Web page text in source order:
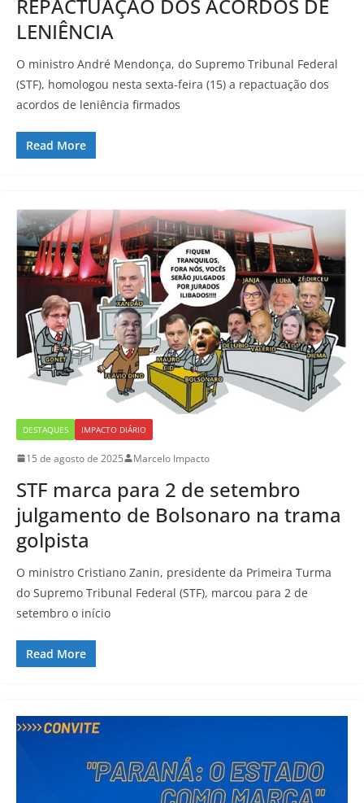
REPACTUAÇÃO DOS ACORDOS DE
LENIÊNCIA
O ministro André Mendonça, do Supremo Tribunal Federal
(STF), homologou nesta sexta-feira (15) a repactuação dos
acordos de leniência firmados
Read More
DESTAQUES IMPACTO DIÁRIO
15 de agosto de 2025 Marcelo Impacto
STF marca para 2 de setembro
julgamento de Bolsonaro na trama
golpista
O ministro Cristiano Zanin, presidente da Primeira Turma
do Supremo Tribunal Federal (STF), marcou para 2 de
setembro o início
Read More